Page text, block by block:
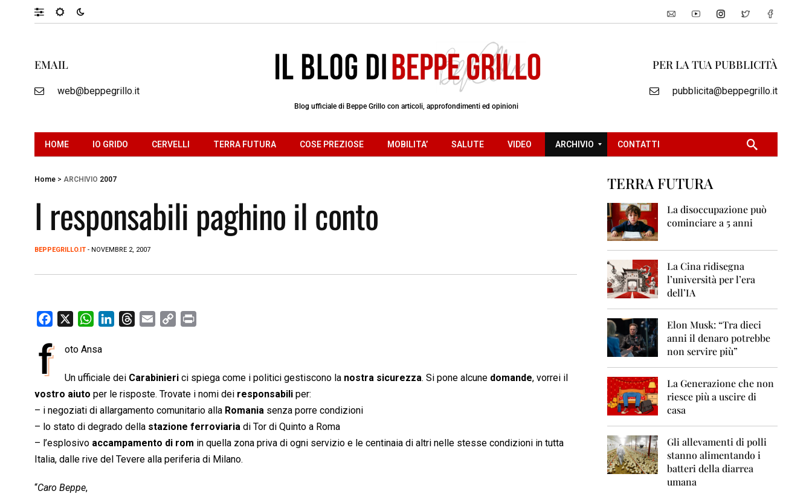
EMAIL
web@beppegrillo.it
Blog ufficiale di Beppe Grillo con articoli, approfondimenti ed opinioni
PER LA TUA PUBBLICITÀ
pubblicita@beppegrillo.it
HOME IO GRIDO CERVELLI TERRA FUTURA COSE PREZIOSE MOBILITA’ SALUTE VIDEO ARCHIVIO
0
0
CONTATTI
Home > ARCHIVIO 2007
I responsabili paghino il conto
BEPPEGRILLO.IT - NOVEMBRE 2, 2007
c
o
o
k
W
a
s
A
p
p
e
d
I
n
a
d
s
l
L
i
n
k
t
f oto Ansa
Un ufficiale dei Carabinieri ci spiega come i politici gestiscono la nostra sicurezza. Si pone alcune domande, vorrei il
vostro aiuto per le risposte. Trovate i nomi dei responsabili per:
– i negoziati di allargamento comunitario alla Romania senza porre condizioni
– lo stato di degrado della stazione ferroviaria di Tor di Quinto a Roma
– l’esplosivo accampamento di rom in quella zona priva di ogni servizio e le centinaia di altri nelle stesse condizioni in tutta
Italia, dalle rive del Tevere alla periferia di Milano.
“Caro Beppe,
TERRA FUTURA
La disoccupazione può
cominciare a 5 anni
La Cina ridisegna
l’università per l’era
dell’IA
Elon Musk: “Tra dieci
anni il denaro potrebbe
non servire più”
La Generazione che non
riesce più a uscire di
casa
Gli allevamenti di polli
stanno alimentando i
batteri della diarrea
umana